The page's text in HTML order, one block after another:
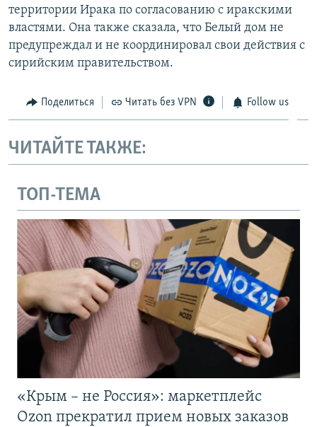
территории Ирака по согласованию с иракскими
властями. Она также сказала, что Белый дом не
предупреждал и не координировал свои действия с
сирийским правительством.
Поделиться Читать без VPN Follow us
ЧИТАЙТЕ ТАКЖЕ:
ТОП-ТЕМА
«Крым – не Россия»: маркетплейс
Ozon прекратил прием новых заказов